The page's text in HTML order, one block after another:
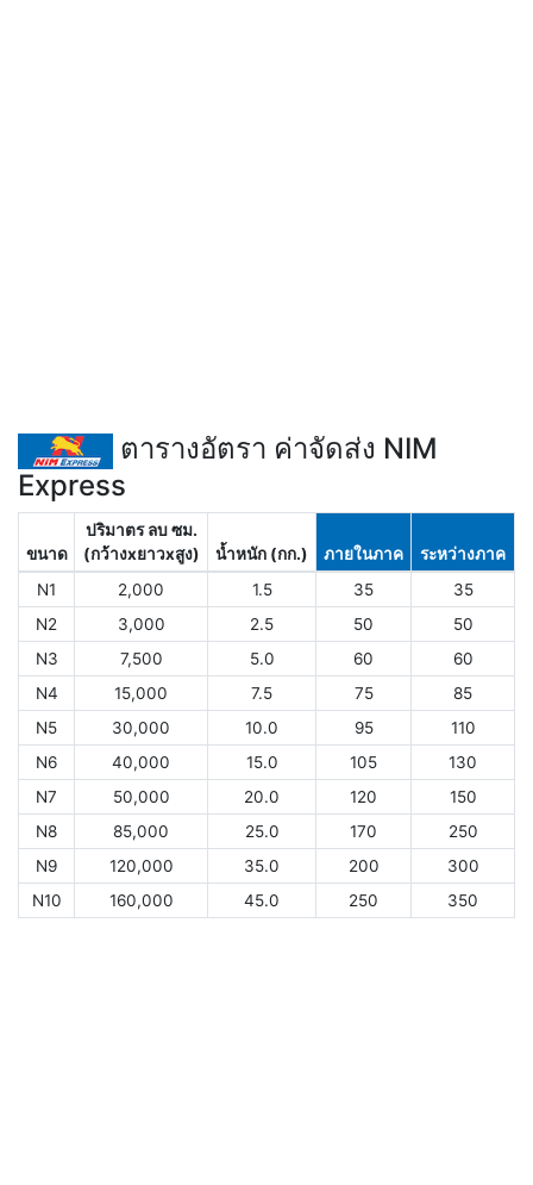
ตารางอัตรา ค่าจัดส่ง NIM
Express
ขนาด
ปริมาตร ลบ ซม.
(กว้างxยาวxสูง)
น้ำหนัก (กก.) ภายในภาค
ระหว่างภาค
N1
2,000 1.5 35
35
N2
3,000 2.5 50
50
N3
7,500 5.0 60
60
N4
15,000 7.5 75
85
N5
30,000 10.0 95
110
N6
40,000 15.0 105
130
N7
50,000 20.0 120
150
N8
85,000 25.0 170
250
N9
120,000 35.0 200
300
N10
160,000 45.0 250 350